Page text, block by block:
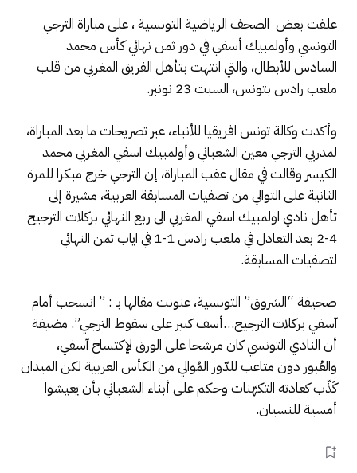
علقت بعض الصحف الرياضية التونسية ، على مباراة الترجي
التونسي وأولمبيك أسفي في دور ثمن نهائي كأس محمد
السادس للأبطال، والتي انتهت بتأهل الفريق المغربي من قلب
ملعب رادس بتونس، السبت 23 نونبر.
وأكدت وكالة تونس افريقيا للأنباء، عبر تصريحات ما بعد المباراة،
لمدربي الترجي معين الشعباني وأولمبيك اسفي المغربي محمد
الكيسر وقالت في مقال عقب المباراة، إن الترجي خرج مبكرا للمرة
الثانية على التوالي من تصفيات المسابقة العربية، مشيرة إلى
تأهل نادي اولمبيك اسفي المغربي الى ربع النهائي بركلات الترجيح
4-2 بعد التعادل في ملعب رادس 1-1 في اياب ثمن النهائي
لتصفيات المسابقة.
صحيفة “الشروق” التونسية، عنونت مقالها بـ : ” انسحب أمام
آسفي بركلات الترجيح…أسف كبير على سقوط الترجي”. مضيفة
أن النادي التونسي كان مرشحا على الورق لإكتساح آسفي،
والعُبور دون متاعب للدّور المُوالي من الكأس العربية لكن الميدان
كَذّب كعادته التكهّنات وحكم على أبناء الشعباني بأن يعيشوا
أمسية للنسيان.